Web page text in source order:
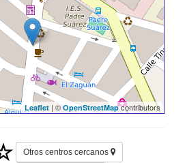
Leaflet | © OpenStreetMapcontributors
Otros centros cercanos